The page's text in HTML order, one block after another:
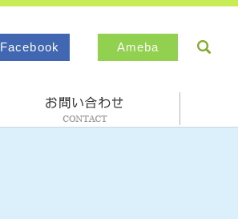
Facebook Ameba